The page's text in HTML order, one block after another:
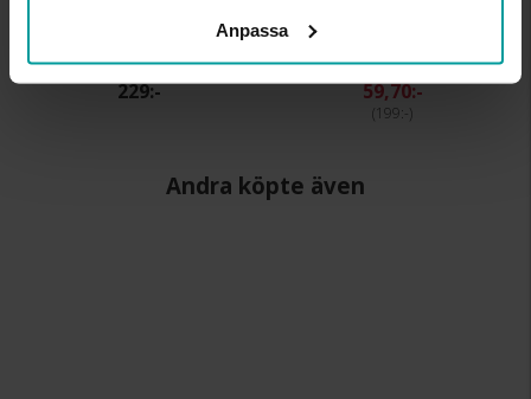
Anpassa
229:- 59,70:-
199:-
Andra köpte även